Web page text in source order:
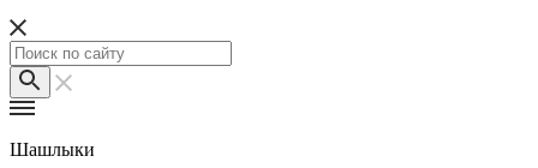
Шашлыки